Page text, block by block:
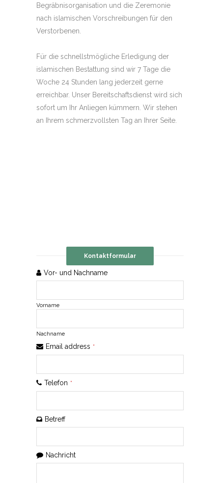
Begräbnisorganisation und die Zeremonie
nach islamischen Vorschreibungen für den
Verstorbenen.
Für die schnellstmögliche Erledigung der
islamischen Bestattung sind wir 7 Tage die
Woche 24 Stunden lang jederzeit gerne
erreichbar. Unser Bereitschaftsdienst wird sich
sofort um Ihr Anliegen kümmern. Wir stehen
an Ihrem schmerzvollsten Tag an Ihrer Seite.
Kontaktformular
Website
Vor- und Nachname
Vorname
Nachname
Email address *
Telefon *
Betreff
Nachricht